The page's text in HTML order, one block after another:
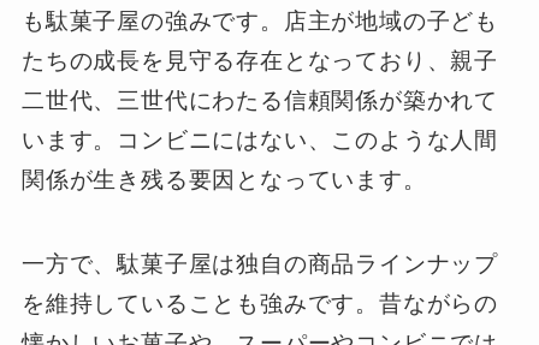
も駄菓子屋の強みです。店主が地域の子ども
たちの成長を見守る存在となっており、親子
二世代、三世代にわたる信頼関係が築かれて
います。コンビニにはない、このような人間
関係が生き残る要因となっています。
一方で、駄菓子屋は独自の商品ラインナップ
を維持していることも強みです。昔ながらの